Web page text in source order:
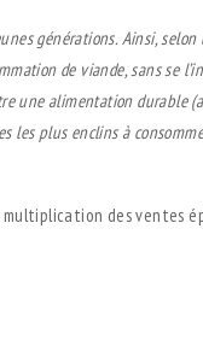
générations. Ainsi,
de viande, sans se
une alimentation durable
plus enclins à
des ventes